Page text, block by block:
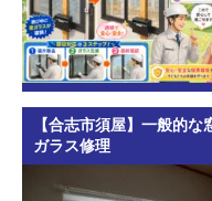
【合志市須屋】一般的な
ガラス修理